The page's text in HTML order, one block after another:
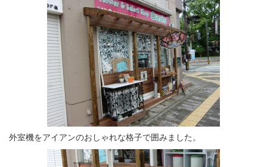
外室機をアイアンのおしゃれな格子で囲みました。